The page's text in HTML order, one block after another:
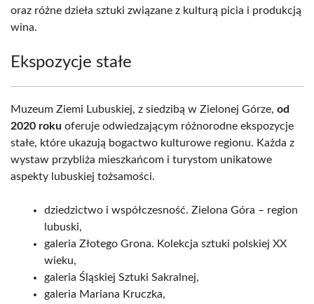
oraz różne dzieła sztuki związane z kulturą picia i produkcją
wina.
Ekspozycje stałe
Muzeum Ziemi Lubuskiej, z siedzibą w Zielonej Górze, od
2020 roku oferuje odwiedzającym różnorodne ekspozycje
stałe, które ukazują bogactwo kulturowe regionu. Każda z
wystaw przybliża mieszkańcom i turystom unikatowe
aspekty lubuskiej tożsamości.
dziedzictwo i współczesność. Zielona Góra – region
lubuski,
galeria Złotego Grona. Kolekcja sztuki polskiej XX
wieku,
galeria Śląskiej Sztuki Sakralnej,
galeria Mariana Kruczka,